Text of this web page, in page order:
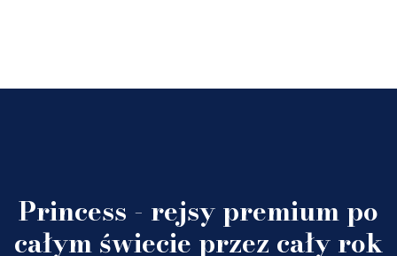
Princess - rejsy premium po
całym świecie przez cały rok